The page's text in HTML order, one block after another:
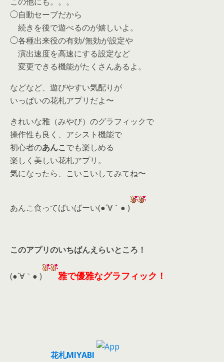
◯自動セーブだから
続きを後で遊べるのが嬉しいよ。
◯各種出来役の有効/無効が設定や
演出速度を高速にする設定など
変更できる機能がたくさんあるよ。
などなど、遊びやすい気配りが
いっぱいの花札アプリだよ〜
きれいな雅（みやび）のグラフィックで
操作性も良く、アシスト機能で
初心者のあんこでも楽しめる
楽しく美しい花札アプリ。
気になったら、こいこいしてみてね〜
あんこ食ってばいばーい(●´∀｀● )
このアプリのいちばんえらいところ！
(●´∀｀● ) 雅で優雅なグラフィック！
花札MIYABI